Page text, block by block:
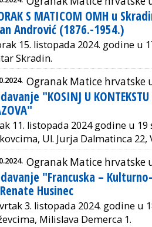
S MATICOM OMH u
Andrović (1876.-1954.)
15. listopada 2024. godine u
Skradin.
Ogranak Matice hrvatske
"KOSINJ U KONTEKSTU
11. listopada 2024 godine u
Ul. Jurja Dalmatinca 22,
Ogranak Matice hrvatske
"Francuska –
Husinec
3. listopada 2024. godine u
Milislava Demerca 1.